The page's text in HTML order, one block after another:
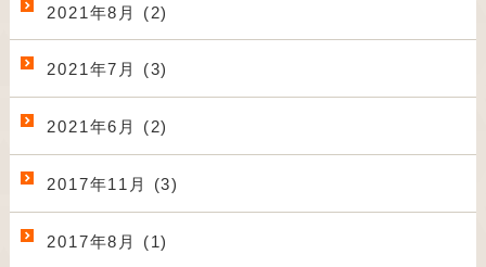
2021年8月 (2)
2021年7月 (3)
2021年6月 (2)
2017年11月 (3)
2017年8月 (1)